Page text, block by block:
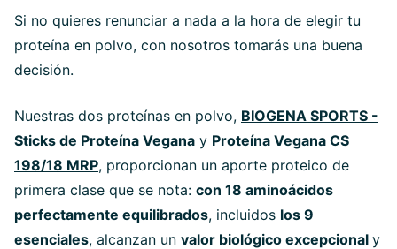
Si no quieres renunciar a nada a la hora de elegir tu
proteína en polvo, con nosotros tomarás una buena
decisión.
Nuestras dos proteínas en polvo, BIOGENA SPORTS -
Sticks de Proteína Vegana y Proteína Vegana CS
198/18 MRP, proporcionan un aporte proteico de
primera clase que se nota: con 18 aminoácidos
perfectamente equilibrados, incluidos los 9
esenciales, alcanzan un valor biológico excepcional y